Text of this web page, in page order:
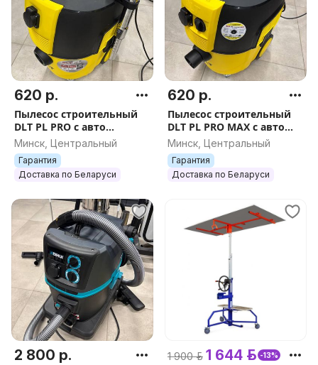
620 р.
Пылесос строительный
DLT PL PRO с авто
очисткой, арт. 0792
Минск, Центральный
Гарантия
Доставка по Беларуси
620 р.
Пылесос строительный
DLT PL PRO MAX с авто
очисткой, БЕЗ пульта
дистанционного
управления, арт.4311
Минск, Центральный
Гарантия
Доставка по Беларуси
2 800 р. 1 900 р. 1 644 р. -13%